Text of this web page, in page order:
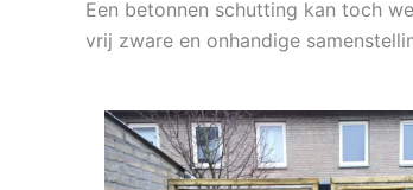
Een betonnen schutting kan toch
vrij zware en onhandige